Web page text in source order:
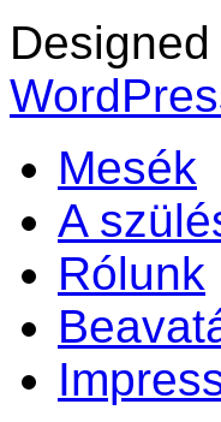
Mesék
A
Rólunk